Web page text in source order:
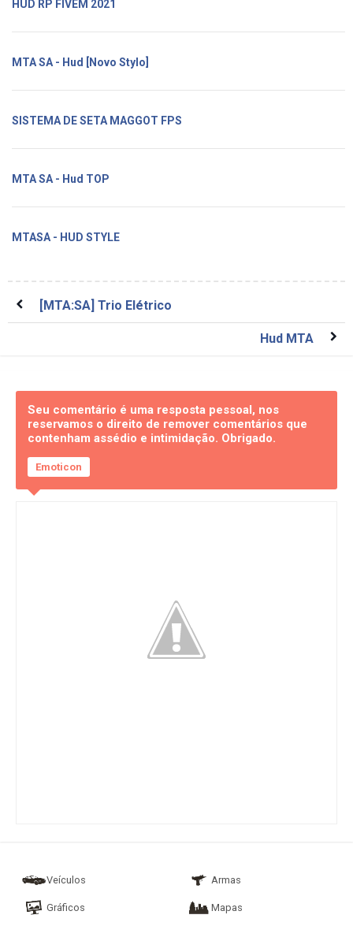
HUD RP FIVEM 2021
MTA SA - Hud [Novo Stylo]
SISTEMA DE SETA MAGGOT FPS
MTA SA - Hud TOP
MTASA - HUD STYLE
[MTA:SA] Trio Elétrico
Hud MTA
Seu comentário é uma resposta pessoal, nos
reservamos o direito de remover comentários que
contenham assédio e intimidação. Obrigado.
Emoticon
Veículos Armas
Gráficos Mapas